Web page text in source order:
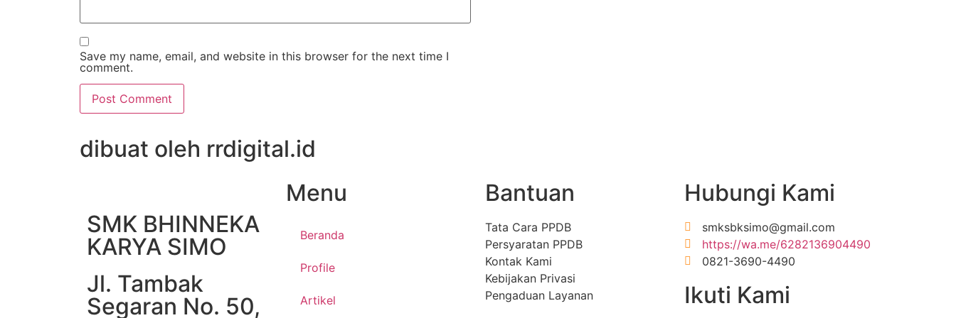
Save my name, email, and website in this browser for the next time I
comment.
dibuat oleh rrdigital.id
SMK BHINNEKA
KARYA SIMO
Jl. Tambak
Segaran No. 50,
Menu
Beranda
Profile
Artikel
Bantuan
Tata Cara PPDB
Persyaratan PPDB
Kontak Kami
Kebijakan Privasi
Pengaduan Layanan
Hubungi Kami
smksbksimo@gmail.com
https://wa.me/6282136904490
0821-3690-4490
Ikuti Kami